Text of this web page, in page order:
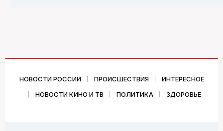
НОВОСТИ РОССИИ ПРОИСШЕСТВИЯ
ИНТЕРЕСНОЕ
НОВОСТИ КИНО И ТВ
ПОЛИТИКА ЗДОРОВЬЕ